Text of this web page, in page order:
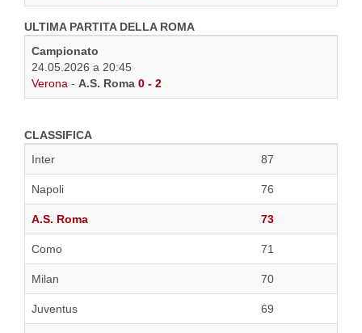
ULTIMA PARTITA DELLA ROMA
Campionato
24.05.2026 a 20:45
Verona - A.S. Roma 0 - 2
CLASSIFICA
Inter
87
Napoli 76
A.S. Roma 73
Como 71
Milan 70
Juventus 69